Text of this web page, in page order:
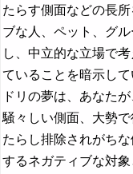
たらす側面などの長
ブな人、ペット、グ
し、中立的な立場で
ていることを暗示し
ドリの夢は、あなた
騒々しい側面、大勢
たらし排除されがち
するネガティブな対